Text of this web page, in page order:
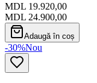
MDL 19.920,00
MDL 24.900,00
Adaugă în coș
-30%Nou